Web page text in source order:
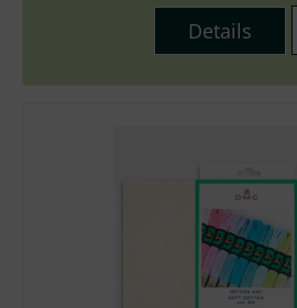
Details